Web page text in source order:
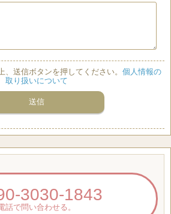
、送信ボタンを押してください。 個人情報の
取り扱いについて
3030-1843
話で問い合わせる。